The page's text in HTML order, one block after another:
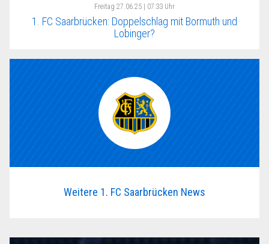
Freitag 27.06.25 | 07:33 Uhr
1. FC Saarbrücken: Doppelschlag mit Bormuth und
Lobinger?
Weitere 1. FC Saarbrücken News